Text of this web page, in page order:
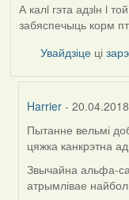
А калi гэта адзiн i
забяспечыць корм
Увайдзіце ці
Harrier -
In
reply
to
by
Пытанне вельмі
цяжка канкрэтна
Звычайна альфа-
атрымлівае